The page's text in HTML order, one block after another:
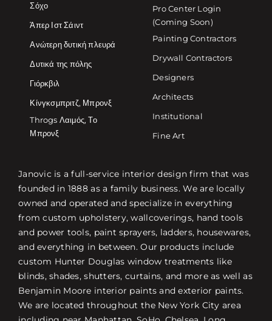
Σόχο
Άπερ Ιστ Σάιντ
Ανώτερη δυτική πλευρά
Δυτικά της πόλης
Γιόρκβιλ
Κίνγκσμπριτζ, Μπρονξ
Throgs Λαιμός, Το
Μπρονξ
Pro Center Login
(Coming Soon)
Painting Contractors
Drywall Contractors
Designers
Architects
Institutional
Fine Art
Janovic is a full-service interior design firm that was
founded in 1888 as a family business. We are locally
owned and operated and specialize in everything
from custom upholstery, wallcoverings, hand tools
and power tools, paint sprayers, ladders, housewares,
and everything in between. Our products include
custom Hunter Douglas window treatments like
blinds, shades, shutters, curtains, and more as well as
Benjamin Moore interior paints and exterior paints.
We are located throughout the New York City area